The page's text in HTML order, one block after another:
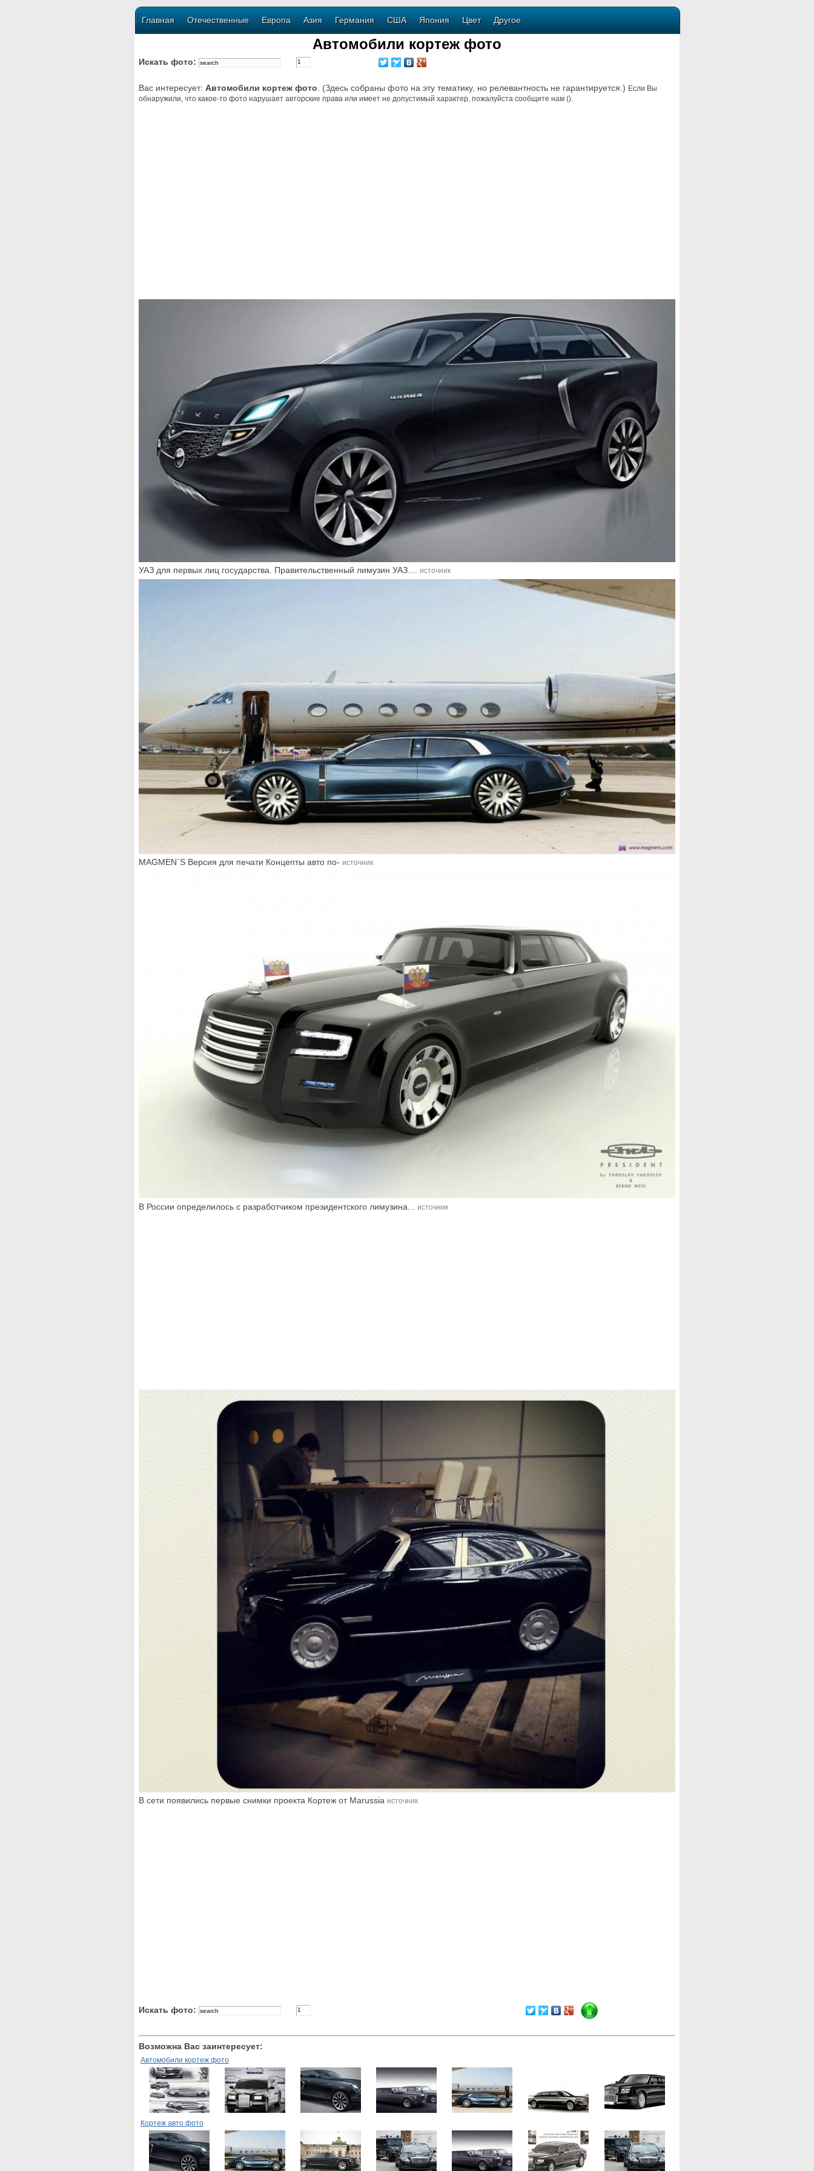
Главная Отечественные Европа Азия Германия США Япония Цвет Другое
Автомобили кортеж фото
Искать фото:
Вас интересует: Автомобили кортеж фото . (Здесь собраны фото на эту тематику, но релевантность не гарантируется.) Если Вы
обнаружили, что какое-то фото нарушает авторские права или имеет не допустимый характер, пожалуйста сообщите нам ().
УАЗ для первых лиц государства. Правительственный лимузин УАЗ.... источник
MAGMEN`S Версия для печати Концепты авто по- источник
В России определилось с разработчиком президентского лимузина... источник
В сети появились первые снимки проекта Кортеж от Marussia источник
Искать фото:
Возможна Вас заинтересует:
Автомобили кортеж фото
Кортеж авто фото